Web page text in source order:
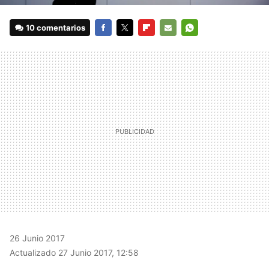
10 comentarios
MAIL
26 Junio 2017
Actualizado 27 Junio 2017, 12:58